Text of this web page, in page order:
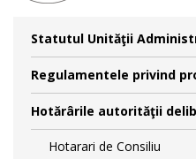
Statutul Unităţii
Regulamentele privind
Hotărârile autorităţii
Hotarari de Consiliu